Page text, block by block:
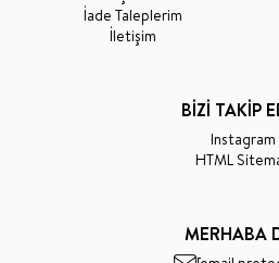
İade Taleplerim
İletişim
BİZİ TAKİP
Instagram
HTML
MERHABA